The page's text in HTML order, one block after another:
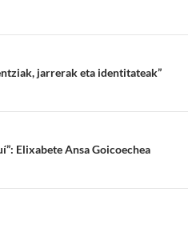
jarrerak eta identitateak”
Elixabete Ansa Goicoechea